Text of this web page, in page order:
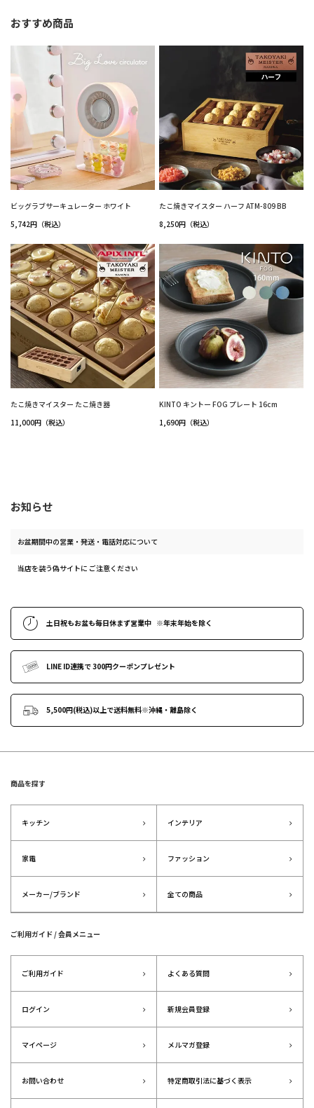
おすすめ商品
ビッグラブサーキュレーター ホワイト
5,742円（税込）
たこ焼きマイスター ハーフ ATM-809 BB
8,250円（税込）
たこ焼きマイスター たこ焼き器
11,000円（税込）
KINTO キントー FOG プレート 16cm
1,690円（税込）
お知らせ
お盆期間中の営業・発送・電話対応について
当店を装う偽サイトに ご注意ください
土日祝もお盆も毎日休まず営業中 ※年末年始を除く
LINE ID連携で300円クーポンプレゼント
5,500円(税込)以上で送料無料※沖縄・離島除く
商品を探す
キッチン インテリア
家電 ファッション
メーカー/ブランド 全ての商品
ご利用ガイド / 会員メニュー
ご利用ガイド よくある質問
ログイン 新規会員登録
マイページ メルマガ登録
お問い合わせ 特定商取引法に基づく表示